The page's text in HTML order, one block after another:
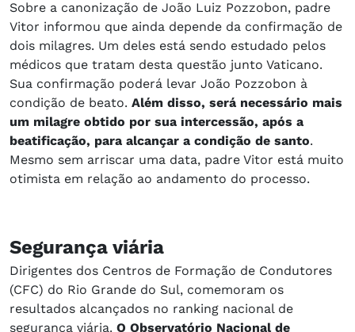
Sobre a canonização de João Luiz Pozzobon, padre
Vitor informou que ainda depende da confirmação de
dois milagres. Um deles está sendo estudado pelos
médicos que tratam desta questão junto Vaticano.
Sua confirmação poderá levar João Pozzobon à
condição de beato. Além disso, será necessário mais
um milagre obtido por sua intercessão, após a
beatificação, para alcançar a condição de santo.
Mesmo sem arriscar uma data, padre Vitor está muito
otimista em relação ao andamento do processo.
Segurança viária
Dirigentes dos Centros de Formação de Condutores
(CFC) do Rio Grande do Sul, comemoram os
resultados alcançados no ranking nacional de
segurança viária. O Observatório Nacional de